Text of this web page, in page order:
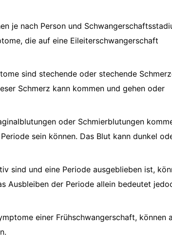
je nach Person und
die auf eine Eileiterschwangerschaft
sind stechende oder stechende
Schmerz kann kommen und gehen oder
oder Schmierblutungen
sein können. Das Blut kann dunkel
sind und eine Periode ausgeblieben ist,
Ausbleiben der Periode allein bedeutet
einer Frühschwangerschaft, können